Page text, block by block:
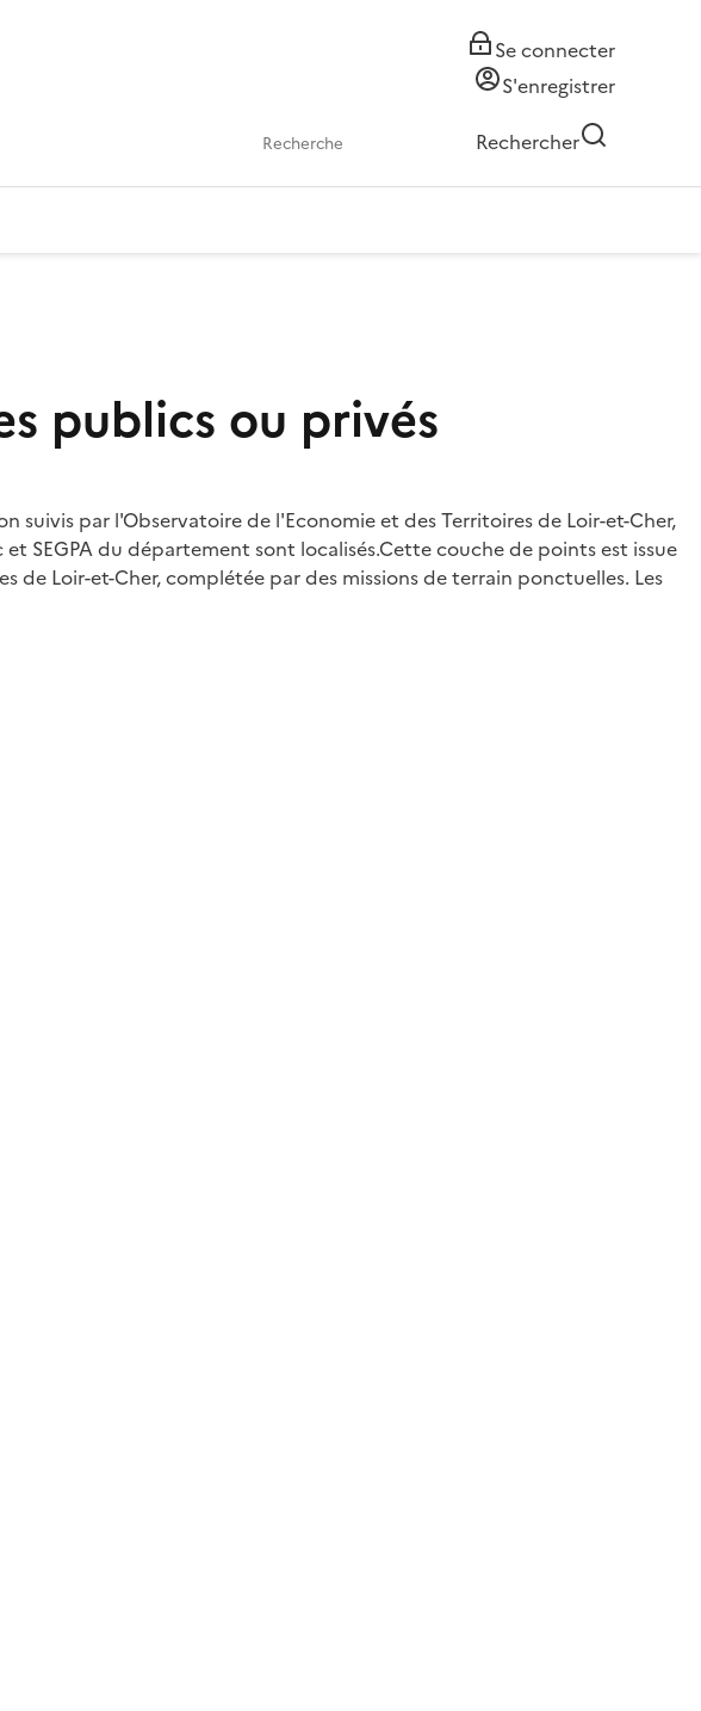
Se connecter
S'enregistrer
Rechercher
publics ou privés
suivis par l'Observatoire de l'Economie et des Territoires de Loir-et-Cher,
SEGPA du département sont localisés.Cette couche de points est issue
de Loir-et-Cher, complétée par des missions de terrain ponctuelles. Les